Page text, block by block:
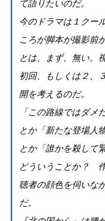
て語りたいのだ。
今のドラマは１クー
ころが脚本が撮影前
とは、まず、無い。
初回、もしくは２、
開を考えるのだ。
「この路線ではダメ
とか「新たな登場人
とか「誰かを殺し
どういうことか？
聴者の顔色を伺いな
だ。